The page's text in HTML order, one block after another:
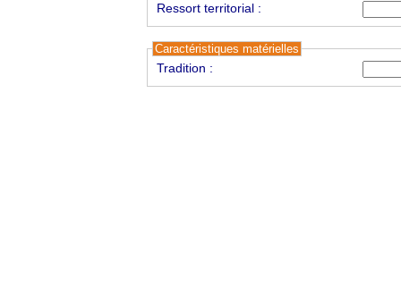
Ressort territorial :
Caractéristiques matérielles
Tradition :